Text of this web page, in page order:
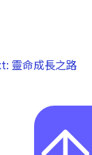
靈命成長之路